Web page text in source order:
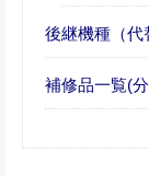
後継機種（代
補修品一覧(